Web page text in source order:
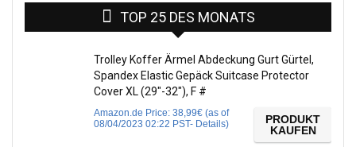
TOP 25 DES MONATS
Trolley Koffer Ärmel Abdeckung Gurt Gürtel,
Spandex Elastic Gepäck Suitcase Protector
Cover XL (29″-32″), F #
Amazon.de Price: 38,99€ (as of
08/04/2023 02:22 PST- Details)
PRODUKT
KAUFEN